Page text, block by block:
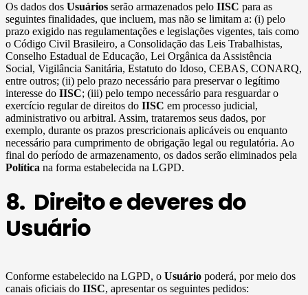
Os dados dos Usuários serão armazenados pelo IISC para as
seguintes finalidades, que incluem, mas não se limitam a: (i) pelo
prazo exigido nas regulamentações e legislações vigentes, tais como
o Código Civil Brasileiro, a Consolidação das Leis Trabalhistas,
Conselho Estadual de Educação, Lei Orgânica da Assistência
Social, Vigilância Sanitária, Estatuto do Idoso, CEBAS, CONARQ,
entre outros; (ii) pelo prazo necessário para preservar o legítimo
interesse do IISC; (iii) pelo tempo necessário para resguardar o
exercício regular de direitos do IISC em processo judicial,
administrativo ou arbitral. Assim, trataremos seus dados, por
exemplo, durante os prazos prescricionais aplicáveis ou enquanto
necessário para cumprimento de obrigação legal ou regulatória. Ao
final do período de armazenamento, os dados serão eliminados pela
Política na forma estabelecida na LGPD.
8. Direito e deveres do
Usuário
Conforme estabelecido na LGPD, o Usuário poderá, por meio dos
canais oficiais do IISC, apresentar os seguintes pedidos: